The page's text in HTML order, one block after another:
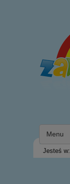
Menu
Jesteś w: